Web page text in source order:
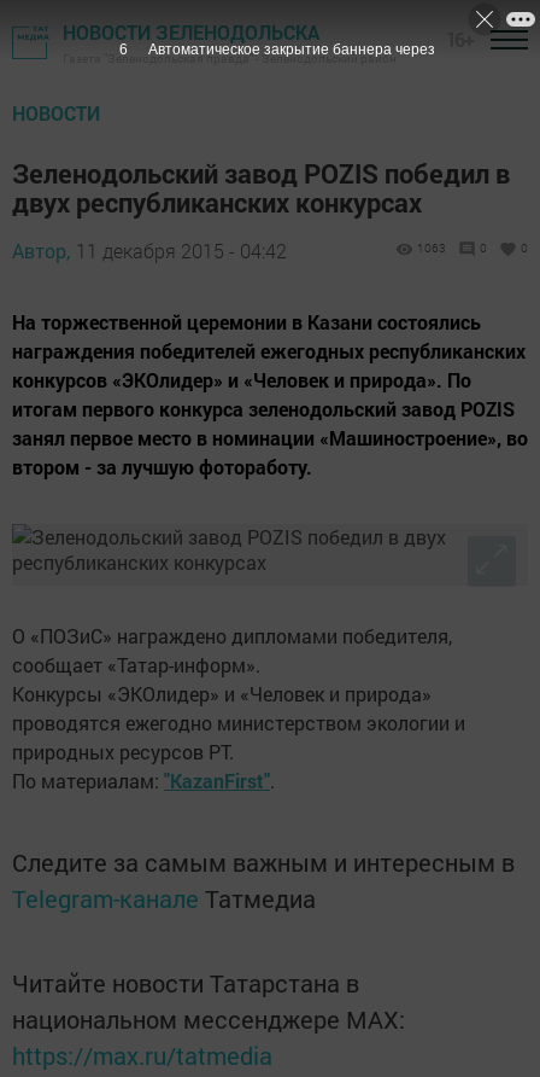
НОВОСТИ ЗЕЛЕНОДОЛЬСКА
Газета "Зеленодольская правда" - Зеленодольский район
НОВОСТИ
Зеленодольский завод POZIS победил в
двух республиканских конкурсах
Автор, 11 декабря 2015 - 04:42 1063 0 0
На торжественной церемонии в Казани состоялись
награждения победителей ежегодных республиканских
конкурсов «ЭКОлидер» и «Человек и природа». По
итогам первого конкурса зеленодольский завод POZIS
занял первое место в номинации «Машиностроение», во
втором - за лучшую фотоработу.
О «ПОЗиС» награждено дипломами победителя,
сообщает «Татар-информ».
Конкурсы «ЭКОлидер» и «Человек и природа»
проводятся ежегодно министерством экологии и
природных ресурсов РТ.
По материалам: "KazanFirst".
Следите за самым важным и интересным в
Telegram-канале Татмедиа
Читайте новости Татарстана в
национальном мессенджере MАХ:
https://max.ru/tatmedia
5 Автоматическое закрытие баннера через